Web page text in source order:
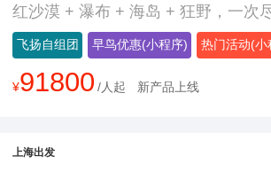
红沙漠 + 瀑布 + 海岛 + 狂野，一次
飞扬自组团 早鸟优惠(小程序) 热门活动(小
¥91800 /人起 新产品上线
上海出发